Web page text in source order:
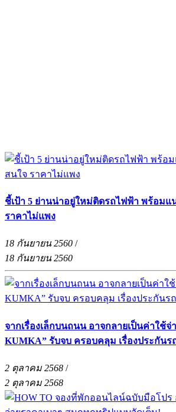
ชี้เป้า 5 ย่านน่าอยู่ใหม่ติดรถไฟฟ้า พร้อม
ราคาไม่แพง
18 กันยายน 2560 /
18 กันยายน 2560
จากเรื่องเล็กบนถนน อาจกลายเป็นค่าใช้จ่
KUMKA” รับจบ ครอบคลุม เรื่องประกันร
2 ตุลาคม 2568 /
2 ตุลาคม 2568